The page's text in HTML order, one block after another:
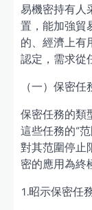
易機密持有人
置，能加強貿
的、經濟上有
認定，需求從
（一）保密
保密任務的類
這些任務的“
對其范圍停止
密的應用為終
1.昭示保密任